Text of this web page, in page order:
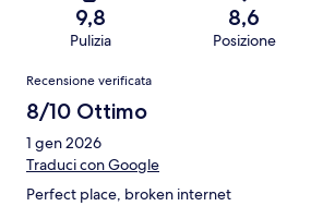
9,8
Pulizia
8,6
Posizione
Recensioni
Recensione verificata
8/10 Ottimo
1 gen 2026
Traduci con Google
Perfect place, broken internet